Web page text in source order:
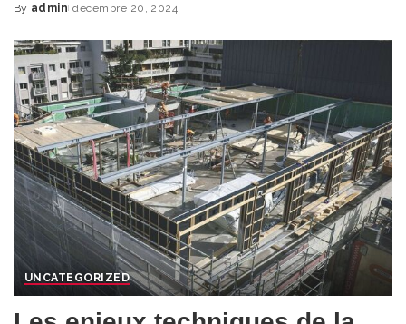
Posted
By admin décembre 20, 2024
UNCATEGORIZED